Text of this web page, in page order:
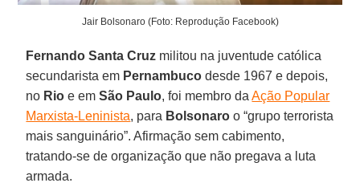
Jair Bolsonaro (Foto: Reprodução Facebook)
Fernando Santa Cruz militou na juventude católica
secundarista em Pernambuco desde 1967 e depois,
no Rio e emSão Paulo, foi membro daAção Popular
Marxista-Leninista, para Bolsonaro o “grupo terrorista
mais sanguinário”. Afirmação sem cabimento,
tratando-se de organização que não pregava a luta
armada.